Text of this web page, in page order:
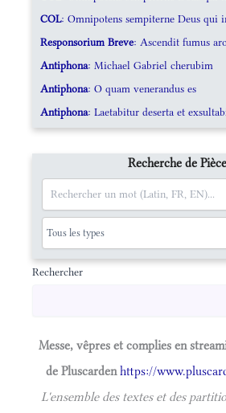
COL: Omnipotens sempiterne Deus qui
Responsorium Breve: Ascendit fumus
Antiphona: Michael Gabriel cherubim
Antiphona: O quam venerandus es
Antiphona: Laetabitur deserta et
Recherche de
Rechercher
Messe, vêpres et complies en
de Pluscardenhttps://
L'ensemble des textes et des